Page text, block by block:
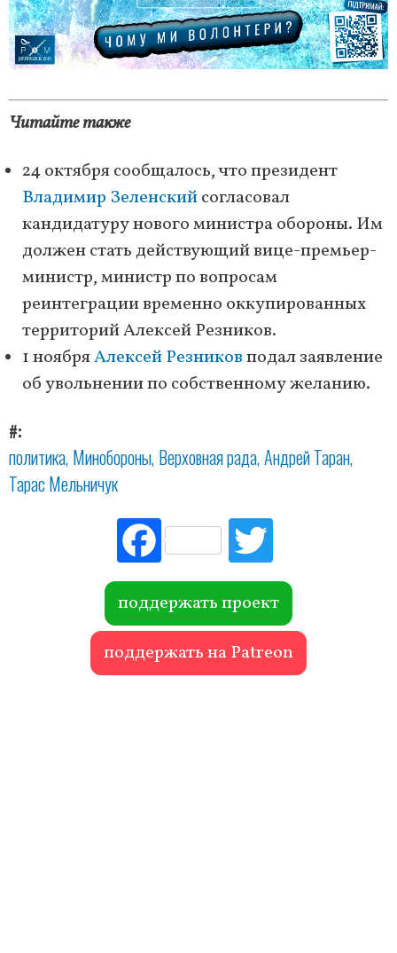
Читайте также
24 октября сообщалось, что президент
Владимир Зеленскийсогласовал
кандидатуру нового министра обороны. Им
должен стать действующий вице-премьер-
министр, министр по вопросам
реинтеграции временно оккупированных
территорий Алексей Резников.
1 ноябряАлексей Резниковподал заявление
об увольнении по собственному желанию.
#
политика Минобороны Верховная рада Андрей Таран
Тарас Мельничук
Fac
ebo
ok r
поддержать проект
поддержать на Patreon